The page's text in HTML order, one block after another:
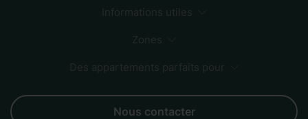
Informations utiles
FAQs
Comment faire une réservation
Méthodes de paiement
Développement durable
Zones
Centre-ville
Zone plage
Born
Sagrada Familia
Des appartements parfaits pour
Couples
Familles
Groupes
Affaires
Amis
Nous contacter